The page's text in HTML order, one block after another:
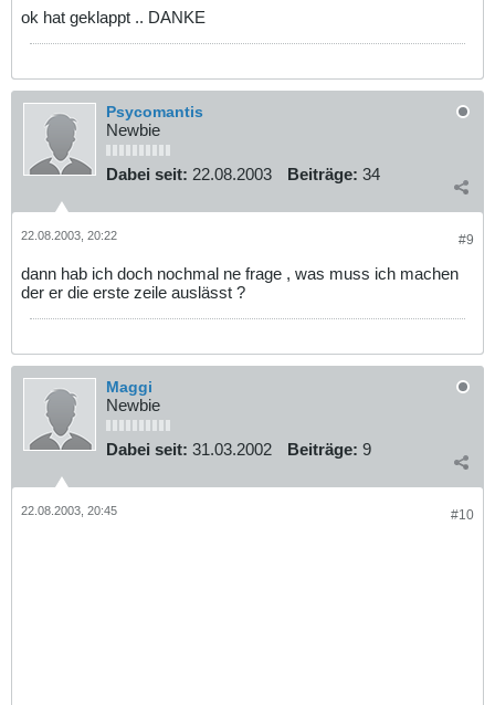
ok hat geklappt .. DANKE
Psycomantis
Newbie
Dabei seit: 22.08.2003 Beiträge: 34
#9
22.08.2003, 20:22
dann hab ich doch nochmal ne frage , was muss ich machen
der er die erste zeile auslässt ?
Maggi
Newbie
Dabei seit: 31.03.2002 Beiträge: 9
#10
22.08.2003, 20:45